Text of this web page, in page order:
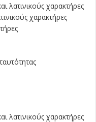
λατινικούς χαρακτήρες
χαρακτήρες
λατινικούς χαρακτήρες